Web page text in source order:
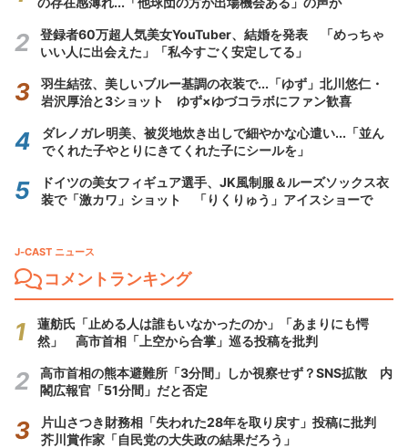
登録者60万超人気美女YouTuber、結婚を発表 「めっちゃ
いい人に出会えた」「私今すごく安定してる」
羽生結弦、美しいブルー基調の衣装で...「ゆず」北川悠仁・
岩沢厚治と3ショット ゆず×ゆづコラボにファン歓喜
ダレノガレ明美、被災地炊き出しで細やかな心遣い...「並ん
でくれた子やとりにきてくれた子にシールを」
ドイツの美女フィギュア選手、JK風制服＆ルーズソックス衣
装で「激カワ」ショット 「りくりゅう」アイスショーで
J-CAST ニュース
コメントランキング
蓮舫氏「止める人は誰もいなかったのか」「あまりにも愕
然」 高市首相「上空から合掌」巡る投稿を批判
高市首相の熊本避難所「3分間」しか視察せず？SNS拡散 内
閣広報官「51分間」だと否定
片山さつき財務相「失われた28年を取り戻す」投稿に批判
芥川賞作家「自民党の大失政の結果だろう」